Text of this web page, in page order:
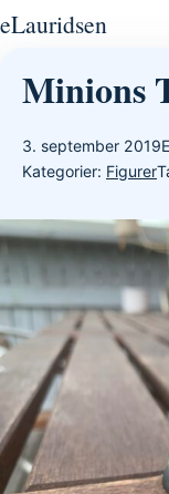
Gå til indhold
eLauridsen
Minions
3. september 2019
Kategorier: Figurer